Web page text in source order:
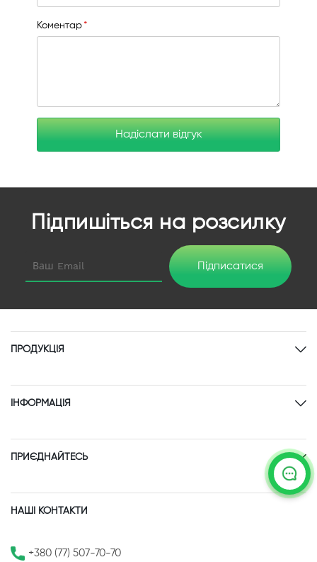
Коментар
Надіслати відгук
Підпишіться на розсилку
Підписатися
ПРОДУКЦІЯ
ІНФОРМАЦІЯ
ПРИЄДНАЙТЕСЬ
НАШІ КОНТАКТИ
+380 (77) 507-70-70